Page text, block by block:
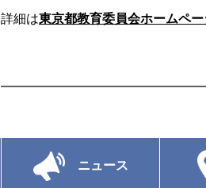
詳細は東京都教育委員会ホームペー
ニュース